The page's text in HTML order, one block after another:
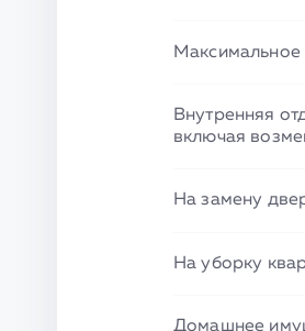
Максимальное
Внутренняя
включая
На замену
На уборку
Домашнее